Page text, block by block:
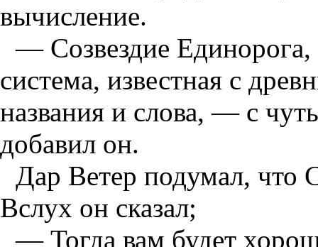
вычисление.
— Созвездие Единорога,
система, известная с
названия и слова, — с
добавил он.
Дар Ветер подумал, что
Вслух он сказал;
— Тогда вам будет